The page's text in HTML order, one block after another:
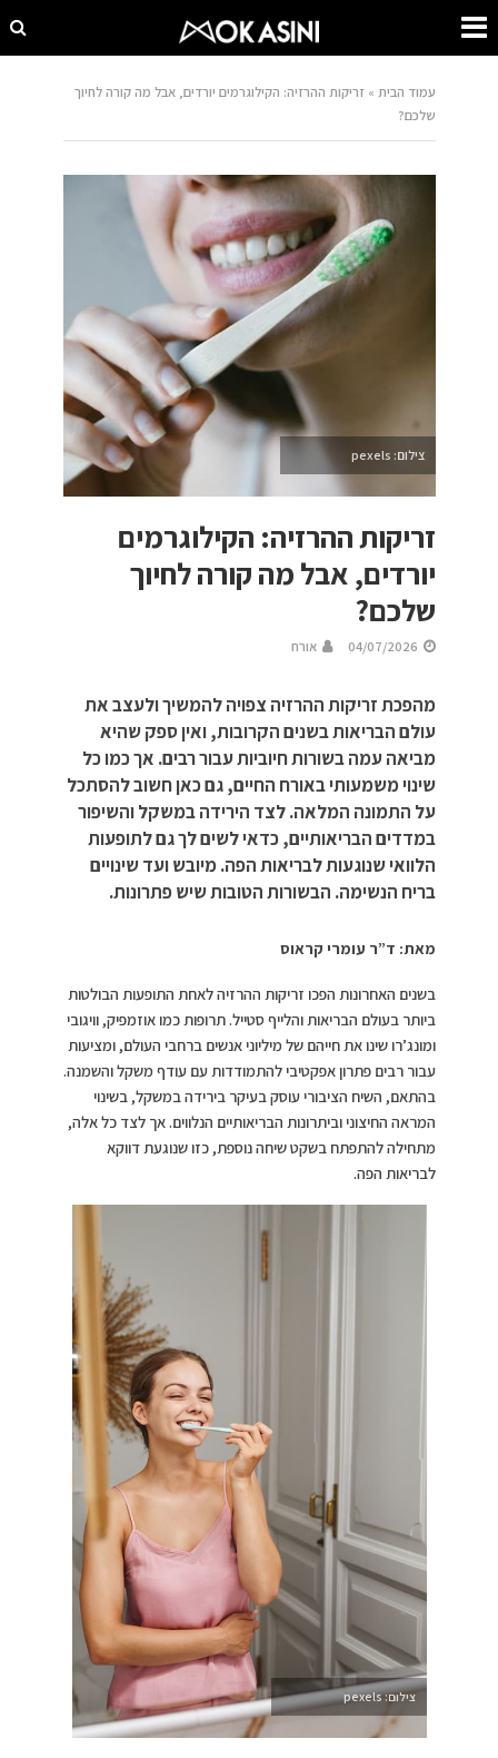
עמוד הבית »זריקות ההרזיה: הקילוגרמים יורדים, אבל מה קורה לחיוך
שלכם?
צילום: pexels
זריקות ההרזיה: הקילוגרמים
יורדים, אבל מה קורה לחיוך
שלכם?
04/07/2026 אורח
מהפכת זריקות ההרזיה צפויה להמשיך ולעצב את
עולם הבריאות בשנים הקרובות, ואין ספק שהיא
מביאה עמה בשורות חיוביות עבור רבים. אך כמו כל
שינוי משמעותי באורח החיים, גם כאן חשוב להסתכל
על התמונה המלאה. לצד הירידה במשקל והשיפור
במדדים הבריאותיים, כדאי לשים לך גם לתופעות
הלוואי שנוגעות לבריאות הפה. מיובש ועד שינויים
בריח הנשימה. הבשורות הטובות שיש פתרונות.
מאת: ד”ר עומרי קראוס
בשנים האחרונות הפכו זריקות ההרזיה לאחת התופעות הבולטות
ביותר בעולם הבריאות והלייף סטייל. תרופות כמו אוזמפיק, וויגובי
ומונג’רו שינו את חייהם של מיליוני אנשים ברחבי העולם, ומציעות
עבור רבים פתרון אפקטיבי להתמודדות עם עודף משקל והשמנה.
בהתאם, השיח הציבורי עוסק בעיקר בירידה במשקל, בשינוי
המראה החיצוני וביתרונות הבריאותיים הנלווים. אך לצד כל אלה,
מתחילה להתפתח בשקט שיחה נוספת, כזו שנוגעת דווקא
לבריאות הפה.
צילום: pexels